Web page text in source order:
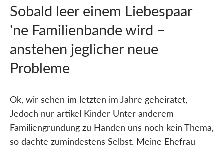
Sobald leer einem Liebespaar
'ne Familienbande wird –
anstehen jeglicher neue
Probleme
Ok, wir sehen im letzten im Jahre geheiratet,
Jedoch nur artikel Kinder Unter anderem
Familiengrundung zu Handen uns noch kein Thema,
so dachte zumindestens Selbst. Meine Ehefrau